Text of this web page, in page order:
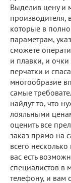
Выделив цену и
производителя,
которые в
параметрам,
сможете
и плавки, и
перчатки и
многообразие
самые
найдут то, что
лояльными
оценить все
заказ прямо на
всего
вас есть
специалистов в
телефону, и вам